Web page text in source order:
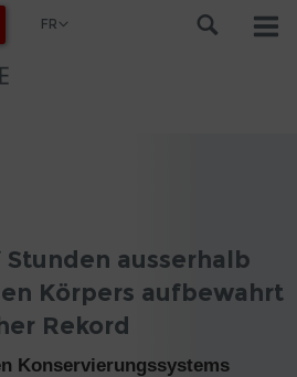
FR
ausserhalb
Körpers aufbewahrt
Rekord
Konservierungssystems